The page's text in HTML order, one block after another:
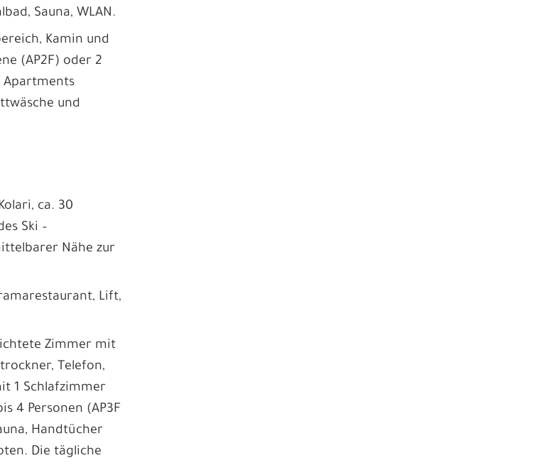
Sauna, WLAN.
Kamin und
(AP2F) oder 2
Apartments
und
ca. 30
Ski –
Nähe zur
Lift,
Zimmer mit
Telefon,
1 Schlafzimmer
4 Personen (AP3F
Handtücher
Die tägliche